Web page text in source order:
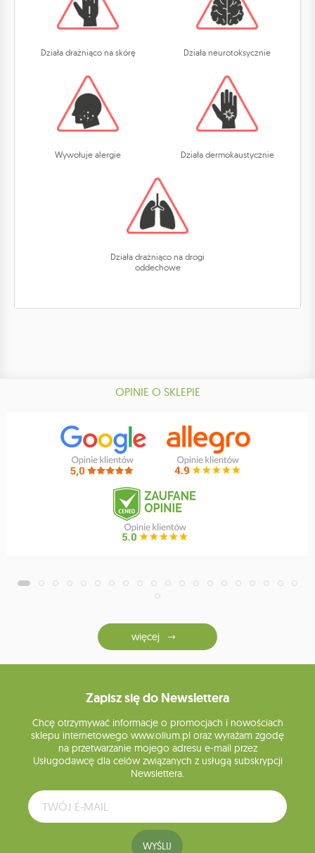
Działa drażniąco na skórę Działa neurotoksycznie
Wywołuje alergie Działa dermokaustycznie
Działa drażniąco na drogi
oddechowe
OPINIE O SKLEPIE
więcej
Zapisz się do Newslettera
Chcę otrzymywać informacje o promocjach i nowościach
sklepu internetowego www.olium.pl oraz wyrażam zgodę
na przetwarzanie mojego adresu e-mail przez
Usługodawcę dla celów związanych z usługą subskrypcji
Newslettera.
WYŚLIJ